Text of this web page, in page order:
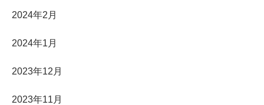
2024年2月
2024年1月
2023年12月
2023年11月